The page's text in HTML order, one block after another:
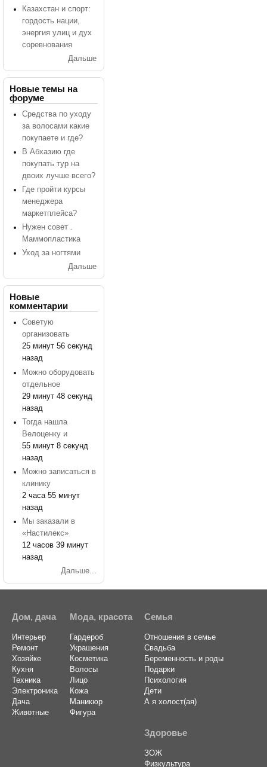
Казахстан и спорт:
гордость нации,
энергия улиц и дух
соревнования
Дальше
Новые темы на
форуме
Средства по уходу
за волосами какие
покупаете и где?
В Абхазию где
покупать тур на
двоих лучше всего?
Где пройти курсы
менеджера
маркетплейса?
Нужен совет .
Маммопластика
Уход за ногтями
Дальше
Новые
комментарии
Советую
организовать
25 минут 56 секунд
назад
Можно оборудовать
отдельное
29 минут 48 секунд
назад
Тогда нашла
Велоценку и
55 минут 8 секунд
назад
Можно записаться в
клинику
2 часа 55 минут
назад
Мы заказали в
«Настилекс»
12 часов 39 минут
назад
Дальше...
Дом, дача
Интерьер
Ремонт
Хозяйке
Кухня
Техника
Электроника
Дача
Животные
Мода, красота
Гардероб
Украшения
Косметика
Волосы
Лицо
Кожа
Маникюр
Фигура
Семья
Отношения в семье
Свадьба
Беременность и роды
Подарки
Психология
Дети
А я холост(ая)
Здоровье
ЗОЖ
Физкультура